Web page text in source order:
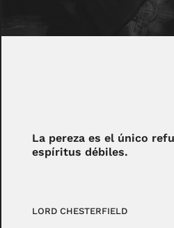
La pereza es el único
espíritus débiles.
LORD CHESTERFIELD